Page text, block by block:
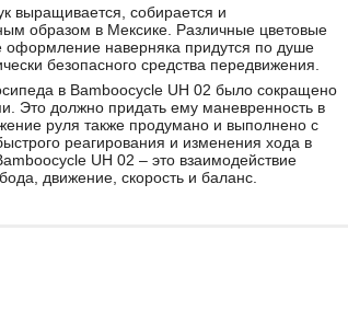
выращивается, собирается и
образом в Мексике. Различные цветовые
оформление наверняка придутся по душе
безопасного средства передвижения.
в Bamboocycle UH 02 было сокращено
Это должно придать ему маневренность в
руля также продумано и выполнено с
реагирования и изменения хода в
UH 02 – это взаимодействие
движение, скорость и баланс.